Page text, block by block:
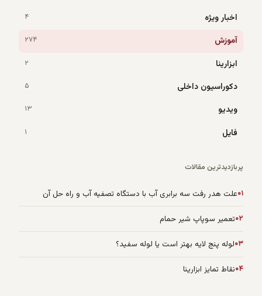
اخبار ویژه ۴
آموزش ۲۷۴
ابزارینا ۲
دکوراسیون داخلی ۵
ویدیو ۱۳
فایل ۱
پربازدیدترین مقالات
۰۱علت هدر رفت سه برابری آب با دستگاه تصفیه آب و راه حل آن
۰۲تعمیر سوپاپ شیر حمام
۰۳لوله پنج لایه بهتر است یا لوله سفید؟
۰۴نقاط تمایز ابزارینا